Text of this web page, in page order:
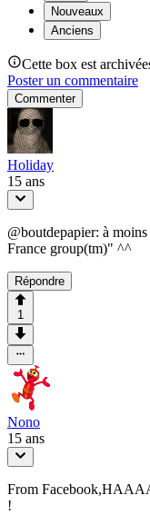
Nouveaux
Anciens
Cette box est
Poster un commentaire
Commenter
Holiday
15 ans
@boutdepapier: à
France group(tm)" ^^
Répondre
1
Nono
15 ans
From
!